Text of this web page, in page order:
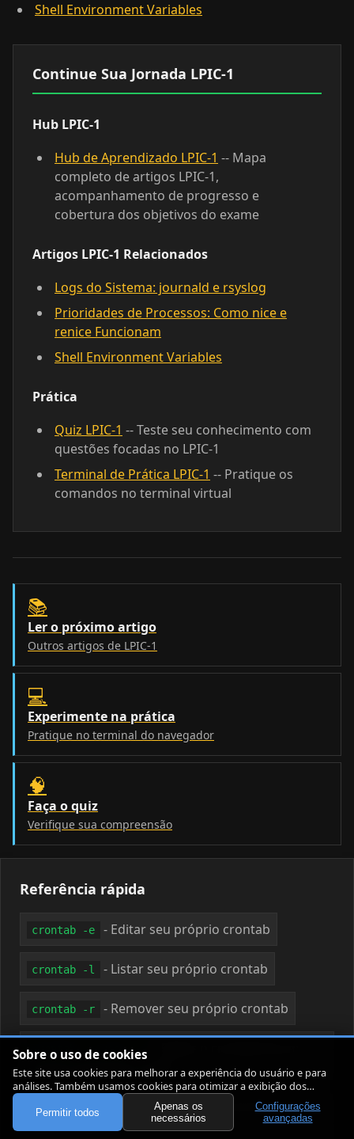
Sobre o uso de cookies
Este site usa cookies para melhorar a experiência do usuário e para
análises. Também usamos cookies para otimizar a exibição dos
artigos.
Permitir todos
Apenas os
necessários
Configurações
avançadas
Shell Environment Variables
Continue Sua Jornada LPIC-1
Hub LPIC-1
Hub de Aprendizado LPIC-1 -- Mapa
completo de artigos LPIC-1,
acompanhamento de progresso e
cobertura dos objetivos do exame
Artigos LPIC-1 Relacionados
Logs do Sistema: journald e rsyslog
Prioridades de Processos: Como nice e
renice Funcionam
Shell Environment Variables
Prática
Quiz LPIC-1 -- Teste seu conhecimento com
questões focadas no LPIC-1
Terminal de Prática LPIC-1 -- Pratique os
comandos no terminal virtual
📚
Ler o próximo artigo
Outros artigos de LPIC-1
💻
Experimente na prática
Pratique no terminal do navegador
🧠
Faça o quiz
Verifique sua compreensão
Referência rápida
crontab -e - Editar seu próprio crontab
crontab -l - Listar seu próprio crontab
crontab -r - Remover seu próprio crontab
crontab -u user -e
usuário específico (root)
at 10:00
- Executar uma vez em um horário